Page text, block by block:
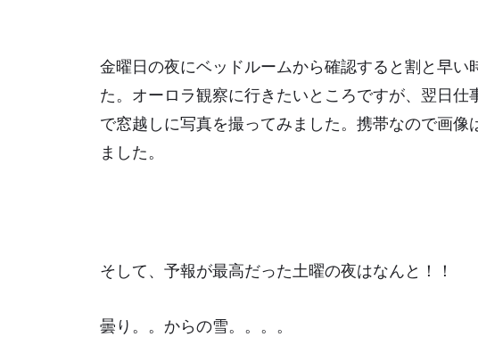
金曜日の夜にベッドルームから確認すると割と早い
た。オーロラ観察に行きたいところですが、翌日
で窓越しに写真を撮ってみました。携帯なので画像
ました。
そして、予報が最高だった土曜の夜はなんと！！
曇り。。からの雪。。。。